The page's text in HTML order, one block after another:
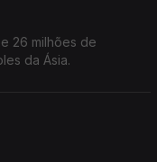
26 milhões de
da Ásia.